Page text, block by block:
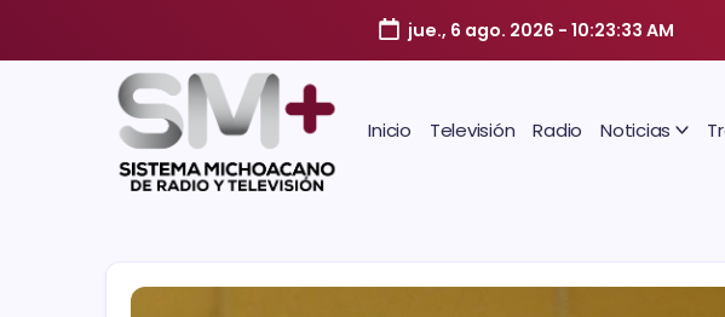
jue., 6 ago. 2026 - 10:23:34 AM
Inicio Televisión Radio Noticias